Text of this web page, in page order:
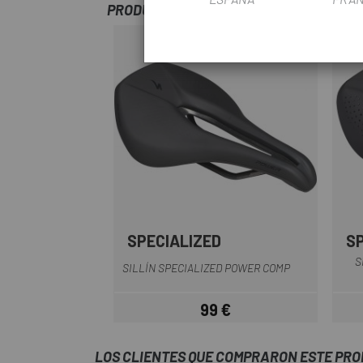
PRODUCTOS SIMILARES
Negro
SPECIALIZED
SILLÍN SPECIALIZED POWER COMP
Precio
99 €
LOS CLIENTES QUE COMPRARON ESTE